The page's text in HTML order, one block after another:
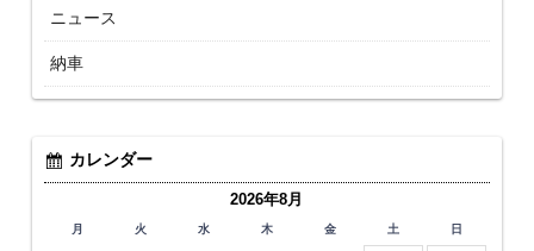
ニュース
納車
カレンダー
2026年8月
月 火 水 木 金 土 日